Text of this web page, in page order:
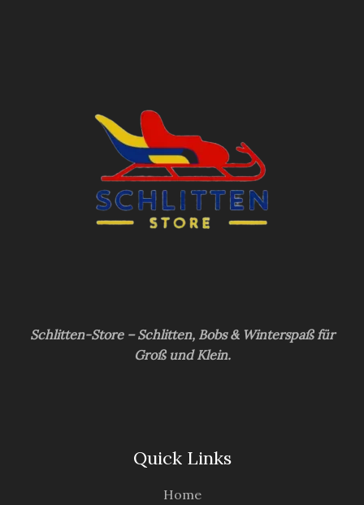
Schlitten-Store – Schlitten, Bobs & Winterspaß für
Groß und Klein.
Quick Links
Home